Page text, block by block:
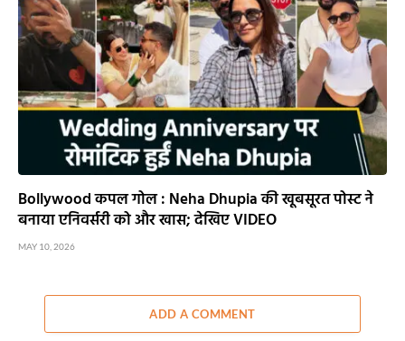
Bollywood कपल गोल : Neha Dhupia की खूबसूरत पोस्ट ने
बनाया एनिवर्सरी को और खास; देखिए VIDEO
MAY 10, 2026
ADD A COMMENT